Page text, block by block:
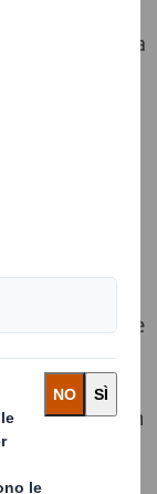
con la
ad una
Smith e la
realizzazione
gli obiettivi
e di design
e